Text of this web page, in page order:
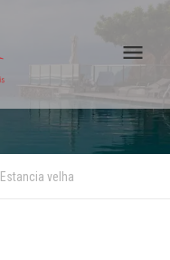
Estancia velha